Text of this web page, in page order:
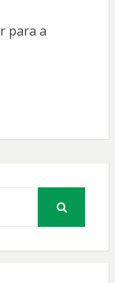
para a